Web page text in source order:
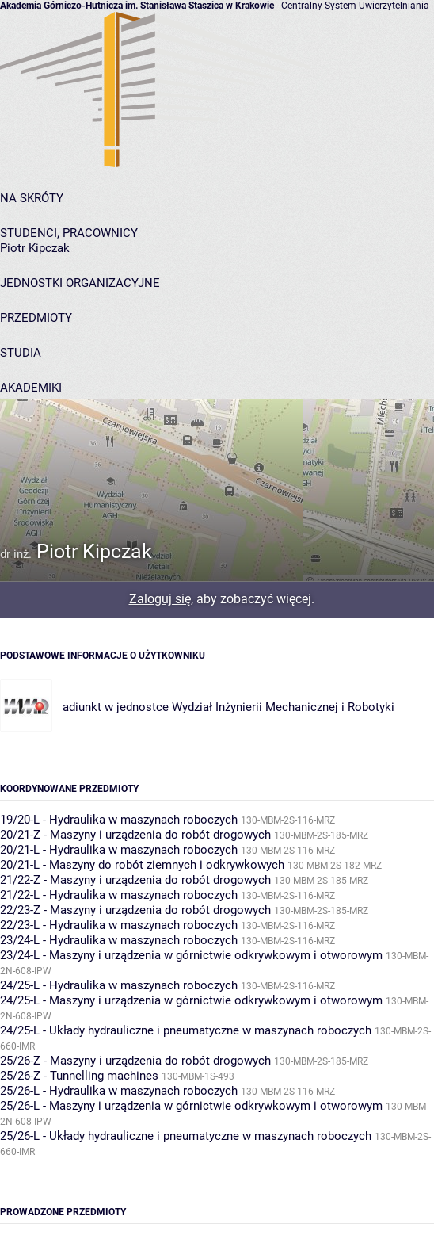
Akademia Górniczo-Hutnicza im. Stanisława Staszica w Krakowie- Centralny System Uwierzytelniania
NA SKRÓTY
STUDENCI, PRACOWNICY
Piotr Kipczak
JEDNOSTKI ORGANIZACYJNE
PRZEDMIOTY
STUDIA
AKADEMIKI
POMOC
dr inż. Piotr Kipczak
Zaloguj się, aby zobaczyć więcej.
PODSTAWOWE INFORMACJE O UŻYTKOWNIKU
adiunkt w jednostce Wydział Inżynierii Mechanicznej i Robotyki
KOORDYNOWANE PRZEDMIOTY
19/20-L - Hydraulika w maszynach roboczych 130-MBM-2S-116-MRZ
20/21-Z - Maszyny i urządzenia do robót drogowych 130-MBM-2S-185-MRZ
20/21-L - Hydraulika w maszynach roboczych 130-MBM-2S-116-MRZ
20/21-L - Maszyny do robót ziemnych i odkrywkowych 130-MBM-2S-182-MRZ
21/22-Z - Maszyny i urządzenia do robót drogowych 130-MBM-2S-185-MRZ
21/22-L - Hydraulika w maszynach roboczych 130-MBM-2S-116-MRZ
22/23-Z - Maszyny i urządzenia do robót drogowych 130-MBM-2S-185-MRZ
22/23-L - Hydraulika w maszynach roboczych 130-MBM-2S-116-MRZ
23/24-L - Hydraulika w maszynach roboczych 130-MBM-2S-116-MRZ
23/24-L - Maszyny i urządzenia w górnictwie odkrywkowym i otworowym 130-MBM-
2N-608-IPW
24/25-L - Hydraulika w maszynach roboczych 130-MBM-2S-116-MRZ
24/25-L - Maszyny i urządzenia w górnictwie odkrywkowym i otworowym 130-MBM-
2N-608-IPW
24/25-L - Układy hydrauliczne i pneumatyczne w maszynach roboczych 130-MBM-2S-
660-IMR
25/26-Z - Maszyny i urządzenia do robót drogowych 130-MBM-2S-185-MRZ
25/26-Z - Tunnelling machines 130-MBM-1S-493
25/26-L - Hydraulika w maszynach roboczych 130-MBM-2S-116-MRZ
25/26-L - Maszyny i urządzenia w górnictwie odkrywkowym i otworowym 130-MBM-
2N-608-IPW
25/26-L - Układy hydrauliczne i pneumatyczne w maszynach roboczych 130-MBM-2S-
660-IMR
PROWADZONE PRZEDMIOTY